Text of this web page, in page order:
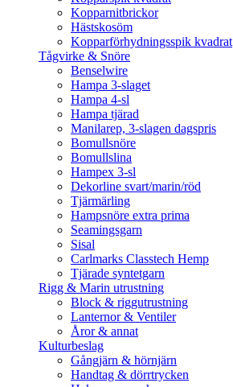
Kopparnitbrickor
Hästskosöm
Kopparförhydningsspik kvadrat
Tågvirke & Snöre
Benselwire
Hampa 3-slaget
Hampa 4-sl
Hampa tjärad
Manilarep, 3-slagen dagspris
Bomullsnöre
Bomullslina
Hampex 3-sl
Dekorline svart/marin/röd
Tjärmärling
Hampsnöre extra prima
Seamingsgarn
Sisal
Carlmarks Classtech Hemp
Tjärade syntetgarn
Rigg & Marin utrustning
Block & riggutrustning
Lanternor & Ventiler
Åror & annat
Kulturbeslag
Gångjärn & hörnjärn
Handtag & dörrtrycken